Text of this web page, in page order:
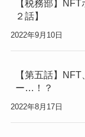
【税務部】
２話】
2022年9月10日
【第五話】
ー…！？
2022年8月17日